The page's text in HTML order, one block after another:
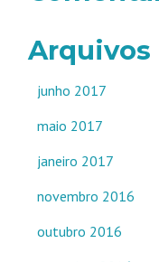
Arquivos
junho 2017
maio 2017
janeiro 2017
novembro 2016
outubro 2016